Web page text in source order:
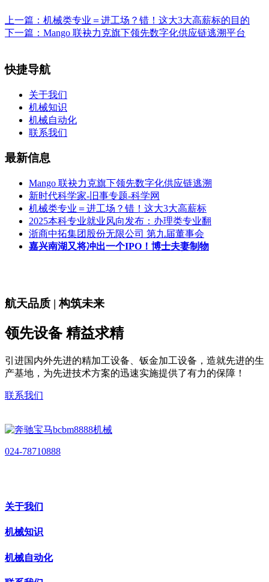
上一篇： 机械类专业＝进工场？错！这大3大高薪标的目的
下一篇： Mango 联袂力克旗下领先数字化供应链逃溯平台
快捷导航
关于我们
机械知识
机械自动化
联系我们
最新信息
Mango 联袂力克旗下领先数字化供应链逃溯
新时代科学家-旧事专题-科学网
机械类专业＝进工场？错！这大3大高薪标
2025本科专业就业风向发布：办理类专业翻
浙商中拓集团股份无限公司 第九届董事会
嘉兴南湖又将冲出一个IPO！博士夫妻制物
航天品质 | 构筑未来
领先设备 精益求精
引进国内外先进的精加工设备、钣金加工设备，造就先进的生
产基地，为先进技术方案的迅速实施提供了有力的保障！
联系我们
024-78710888
关于我们
机械知识
机械自动化